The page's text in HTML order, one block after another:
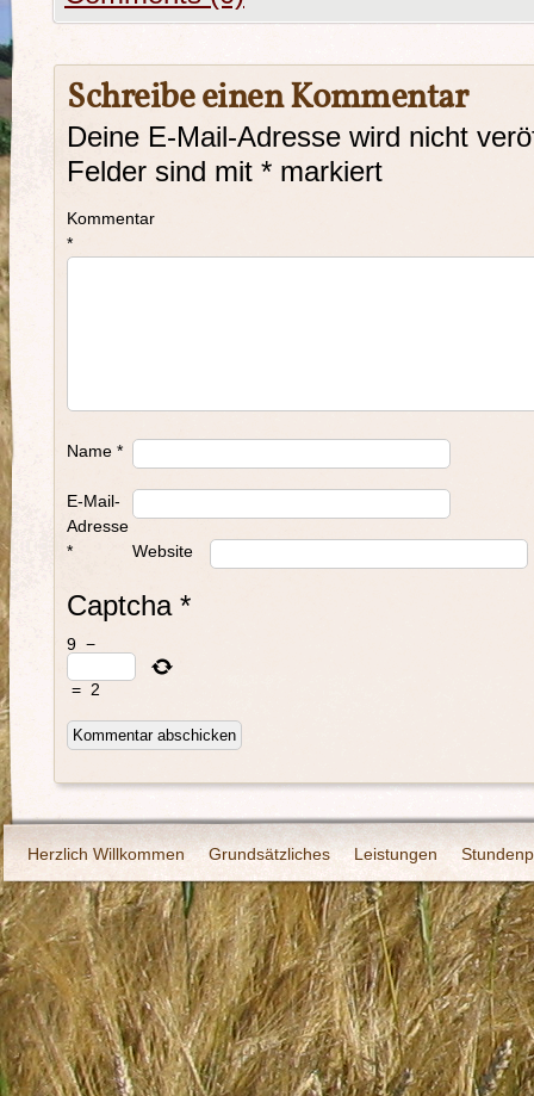
Schreibe einen Kommentar
Deine E-Mail-Adresse wird nicht
Felder sind mit * markiert
Kommentar
*
Name *
E-Mail-
Adresse
*
Website
Captcha*
9 −
= 2
Herzlich Willkommen Grundsätzliches Leistungen